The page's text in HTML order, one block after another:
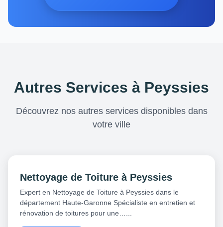
Autres Services à Peyssies
Découvrez nos autres services disponibles dans
votre ville
Nettoyage de Toiture à Peyssies
Expert en Nettoyage de Toiture à Peyssies dans le
département Haute-Garonne Spécialiste en entretien et
rénovation de toitures pour une…...